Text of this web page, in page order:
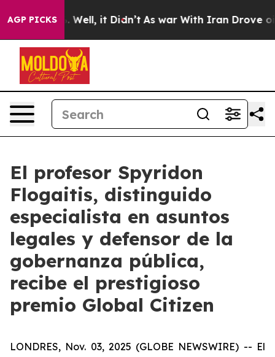
AGP PICKS
40%. Well, it Didn’t As war With Iran Drove oil
El profesor Spyridon
Flogaitis, distinguido
especialista en asuntos
legales y defensor de la
gobernanza pública,
recibe el prestigioso
premio Global Citizen
LONDRES, Nov. 03, 2025 (GLOBE NEWSWIRE) -- El